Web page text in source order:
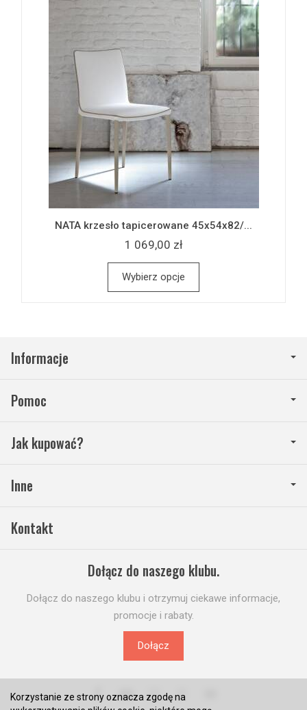
NATA krzesło tapicerowane 45x54x82/...
1 069,00 zł
Wybierz opcje
Informacje
Pomoc
Jak kupować?
Inne
Kontakt
Dołącz do naszego klubu.
Dołącz do naszego klubu i otrzymuj ciekawe informacje,
promocje i rabaty.
Dołącz
Korzystanie ze strony oznacza zgodę na